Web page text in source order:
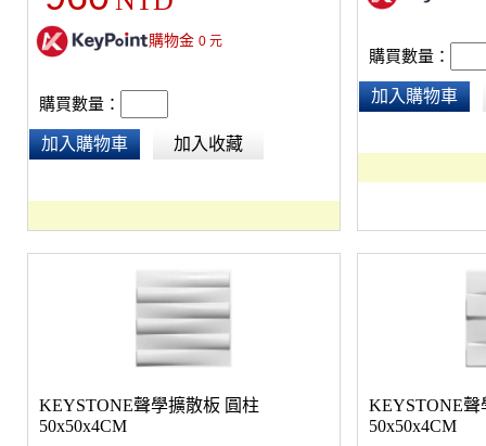
購物金 0元
購買數量：
加入購物車 加入收藏
購買數量：
加入購物車
KEYSTONE聲學擴散板 圓柱
50x50x4CM
KEYSTONE聲
50x50x4CM